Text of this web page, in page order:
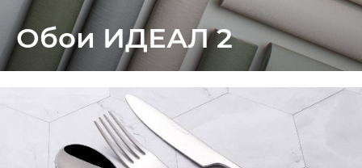
Обои ИДЕАЛ 2